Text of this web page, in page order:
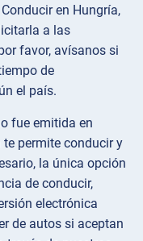
en Hungría,
a las
favor, avísanos si
de
el país.
fue emitida en
permite conducir y
la única opción
de conducir,
electrónica
de autos si aceptan